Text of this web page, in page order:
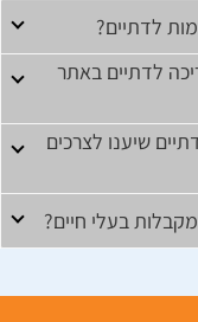
לדתיים?
לדתיים באתר
שיענו לצרכים
בעלי חיים?